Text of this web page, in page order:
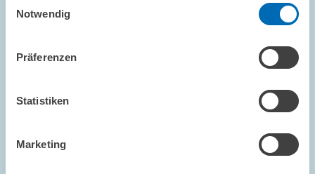
Notwendig
Präferenzen
Statistiken
Marketing
GÄSTE AM ZEW // 01.02.2017